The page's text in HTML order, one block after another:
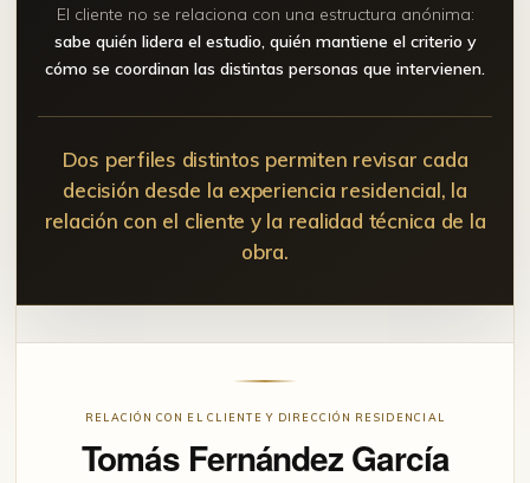
El cliente no se relaciona con una estructura anónima:
sabe quién lidera el estudio, quién mantiene el criterio y
cómo se coordinan las distintas personas que intervienen.
Dos perfiles distintos permiten revisar cada
decisión desde la experiencia residencial, la
relación con el cliente y la realidad técnica de la
obra.
RELACIÓN CON EL CLIENTE Y DIRECCIÓN RESIDENCIAL
Tomás Fernández García